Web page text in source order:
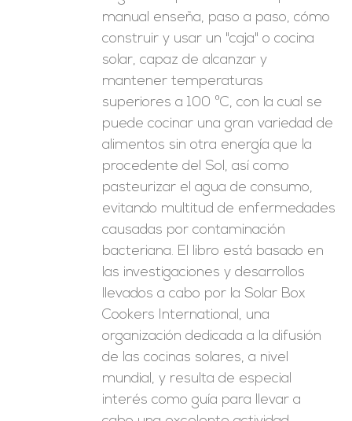
manual enseña, paso a paso, cómo
construir y usar un "caja" o cocina
solar, capaz de alcanzar y
mantener temperaturas
superiores a 100 ºC, con la cual se
puede cocinar una gran variedad de
alimentos sin otra energía que la
procedente del Sol, así como
pasteurizar el agua de consumo,
evitando multitud de enfermedades
causadas por contaminación
bacteriana. El libro está basado en
las investigaciones y desarrollos
llevados a cabo por la Solar Box
Cookers International, una
organización dedicada a la difusión
de las cocinas solares, a nivel
mundial, y resulta de especial
interés como guía para llevar a